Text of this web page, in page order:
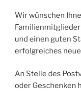
Wir wünschen
und einen guten
erfolgreiches
An Stelle des
oder Geschenken